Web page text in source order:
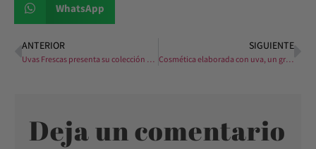
WhatsApp
ANTERIOR
Uvas Frescas presenta su colección en La Feria Internacional THE VINE
SIGUIENTE
Cosmética elaborada con uva, un gran regalo
Deja un comentario